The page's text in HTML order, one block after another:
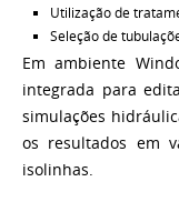
Utilização de
Seleção de
Em ambiente
integrada para
simulações
os resultados em
isolinhas.